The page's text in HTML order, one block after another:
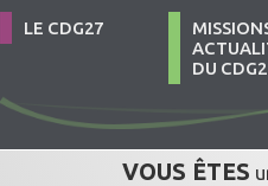
LE CDG27
DU
VOUS ÊTES